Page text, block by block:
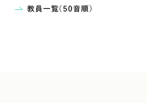
教員一覧（50音順）